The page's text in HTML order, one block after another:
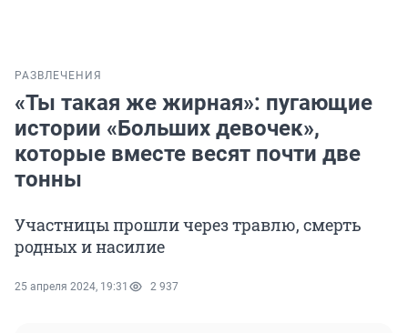
РАЗВЛЕЧЕНИЯ
«Ты такая же жирная»: пугающие
истории «Больших девочек»,
которые вместе весят почти две
тонны
Участницы прошли через травлю, смерть
родных и насилие
25 апреля 2024, 19:31 2 937